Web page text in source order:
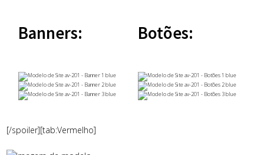
Banners: Botões:
[/spoiler][tab:Vermelho]